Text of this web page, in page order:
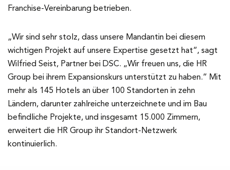
Franchise-Vereinbarung betrieben.
„Wir sind sehr stolz, dass unsere Mandantin bei diesem
wichtigen Projekt auf unsere Expertise gesetzt hat“, sagt
Wilfried Seist, Partner bei DSC. „Wir freuen uns, die HR
Group bei ihrem Expansionskurs unterstützt zu haben.“ Mit
mehr als 145 Hotels an über 100 Standorten in zehn
Ländern, darunter zahlreiche unterzeichnete und im Bau
befindliche Projekte, und insgesamt 15.000 Zimmern,
erweitert die HR Group ihr Standort-Netzwerk
kontinuierlich.